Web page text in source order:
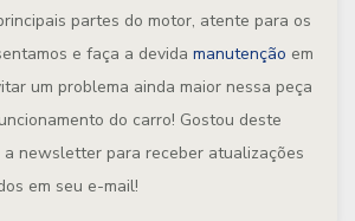
partes do motor, atente para os
e faça a devida manutenção em
um problema ainda maior nessa peça
do carro! Gostou deste
a newsletter para receber atualizações
em seu e-mail!